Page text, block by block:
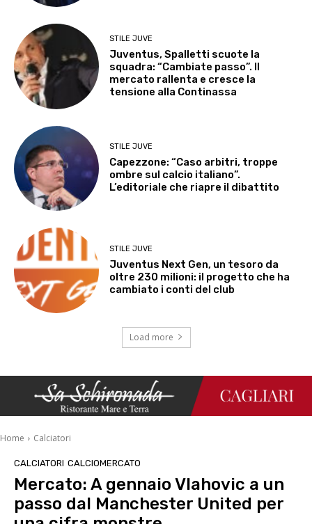
STILE JUVE
Juventus, Spalletti scuote la
squadra: “Cambiate passo”. Il
mercato rallenta e cresce la
tensione alla Continassa
STILE JUVE
Capezzone: “Caso arbitri, troppe
ombre sul calcio italiano”.
L’editoriale che riapre il dibattito
STILE JUVE
Juventus Next Gen, un tesoro da
oltre 230 milioni: il progetto che ha
cambiato i conti del club
Load more